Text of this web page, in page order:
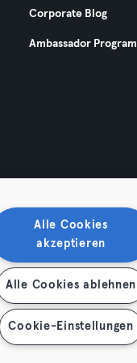
Corporate Blog
Ambassador Program
contratos aquí
Alle Cookies
akzeptieren
Alle Cookies ablehnen
Cookie-Einstellungen